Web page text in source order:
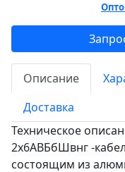
Описание
Доставка
Техническое
2х6АВБбШвнг -
состоящим из